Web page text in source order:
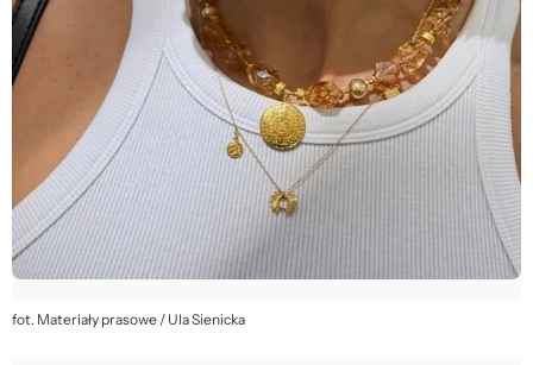
fot. Materiały prasowe / Ula Sienicka